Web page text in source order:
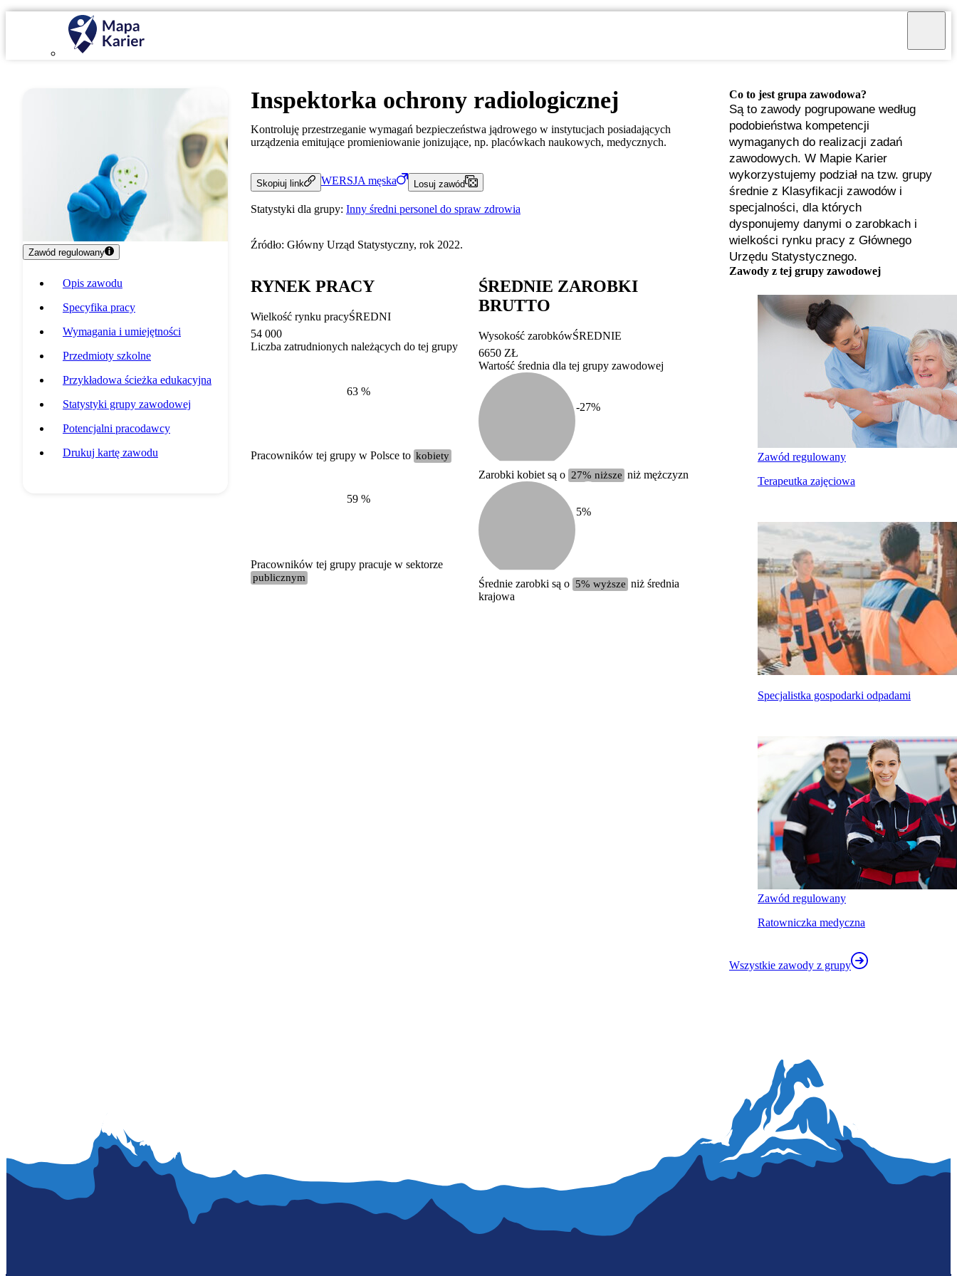
Zawód regulowany
Opis zawodu
Specyfika pracy
Wymagania i umiejętności
Przedmioty szkolne
Przykładowa ścieżka edukacyjna
Statystyki grupy zawodowej
Potencjalni pracodawcy
Drukuj kartę zawodu
Inspektorka ochrony radiologicznej
Kontroluję przestrzeganie wymagań bezpieczeństwa jądrowego w instytucjach posiadających
urządzenia emitujące promieniowanie jonizujące, np. placówkach naukowych, medycznych.
Skopiuj link WERSJA męska Losuj zawód
Statystyki dla grupy: Inny średni personel do spraw zdrowia
Źródło: Główny Urząd Statystyczny, rok 2022.
RYNEK PRACY
Struktura wynagrodzeń
według zawodów, 2022
Wielkość rynku pracyŚREDNI
54 000
Liczba zatrudnionych należących do tej grupy
63 %
Pracowników tej grupy w Polsce to kobiety
59 %
Pracowników tej grupy pracuje w sektorze
publicznym
ŚREDNIE ZAROBKI
BRUTTO
całkowite wynagrodzenie
miesięczne brutto nie dla tego zawodu, lecz
uśrednione dla wszystkich zawodów z grupy,
do której należy ten zawód według Głównego
Urzędu Statystycznego Struktura wynagrodzeń
według zawodów, 2022
4500 zł – 5999 zł
6000 zł – 7499 zł
7500 zł – 8999 zł
9000 zł i więcej
kalkulatora wynagrodzeń
Wysokość zarobkówŚREDNIE
6650 ZŁ
Wartość średnia dla tej grupy zawodowej
-27%
Zarobki kobiet są o 27% niższe niż mężczyzn
5%
Średnie zarobki są o 5% wyższe niż średnia
krajowa
Co to jest grupa zawodowa?
Są to zawody pogrupowane według
podobieństwa kompetencji
wymaganych do realizacji zadań
zawodowych. W Mapie Karier
wykorzystujemy podział na tzw. grupy
średnie z Klasyfikacji zawodów i
specjalności, dla których
dysponujemy danymi o zarobkach i
wielkości rynku pracy z Głównego
Urzędu Statystycznego.
Zawody z tej grupy zawodowej
Zawód regulowany
Terapeutka zajęciowa
Specjalistka gospodarki odpadami
Zawód regulowany
Ratowniczka medyczna
Wszystkie zawody z grupy